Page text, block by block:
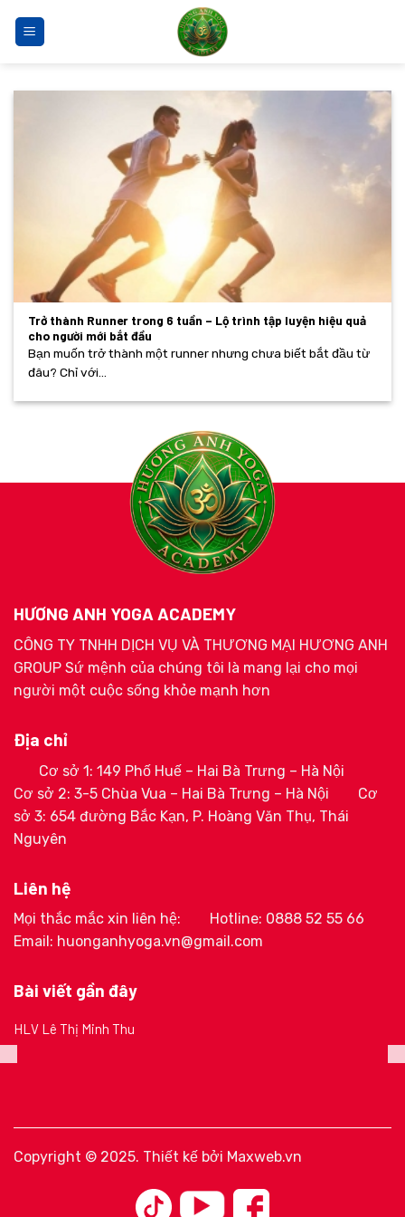
qua
Trở thành Runner trong 6 tuần – Lộ trình tập luyện hiệu quả
cho người mới bắt đầu
Bạn muốn trở thành một runner nhưng chưa biết bắt đầu từ
đâu? Chỉ với...
HƯƠNG ANH YOGA ACADEMY
CÔNG TY TNHH DỊCH VỤ VÀ THƯƠNG MẠI HƯƠNG ANH
GROUP Sứ mệnh của chúng tôi là mang lại cho mọi
người một cuộc sống khỏe mạnh hơn
Địa chỉ
Cơ sở 1: 149 Phố Huế – Hai Bà Trưng – Hà Nội
Cơ sở 2: 3-5 Chùa Vua – Hai Bà Trưng – Hà Nội
Cơ
sở 3: 654 đường Bắc Kạn, P. Hoàng Văn Thụ, Thái
Nguyên
Liên hệ
Mọi thắc mắc xin liên hệ:
Hotline: 0888 52 55 66
Email: huonganhyoga.vn@gmail.com
Bài viết gần đây
HLV Lê Thị Minh Thu
Copyright © 2025. Thiết kế bởi Maxweb.vn